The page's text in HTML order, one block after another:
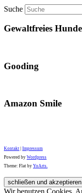
Suche
Gewaltfreies
Gooding
Amazon Smile
Kontakt Impressum
Powered by Wordpress
Theme: Flat by YoArts.
Wir benutzen Cookies.